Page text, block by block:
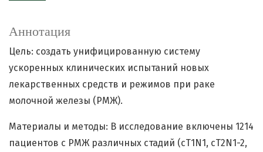
Аннотация
Цель: создать унифицированную систему
ускоренных клинических испытаний новых
лекарственных средств и режимов при раке
молочной железы (РМЖ).
Материалы и методы: В исследование включены 1214
пациентов с РМЖ различных стадий (cT1N1, cT2N1-2,